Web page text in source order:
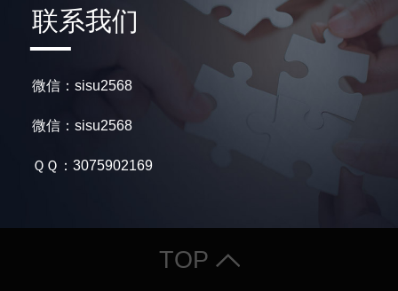
联系我们
微信：sisu2568
微信：sisu2568
ＱＱ：3075902169
TOP